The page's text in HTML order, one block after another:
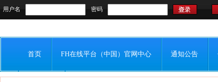
用户名 密码
首页 FH在线平台（中国）官网中心 通知公告